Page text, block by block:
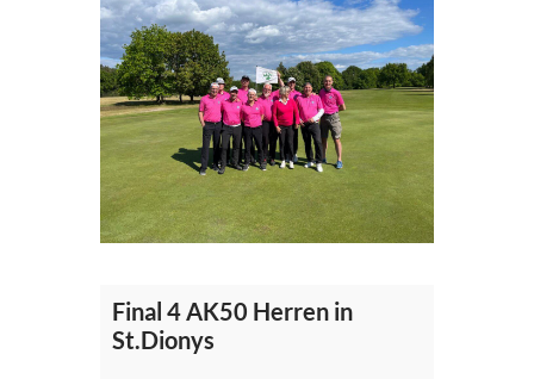
Final 4 AK50 Herren in
St.Dionys